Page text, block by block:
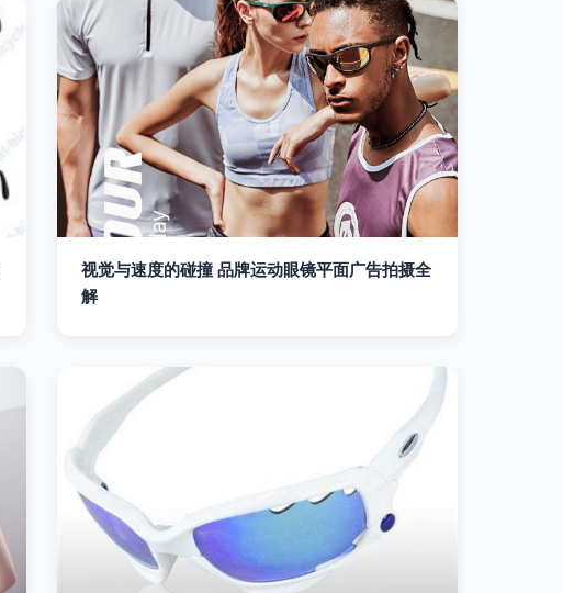
视觉与速度的碰撞 品牌运动眼镜平面广告拍摄全
解